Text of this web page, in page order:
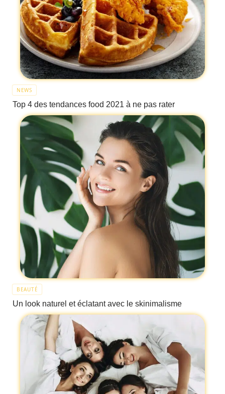
NEWS
Top 4 des tendances food 2021 à ne pas rater
BEAUTÉ
Un look naturel et éclatant avec le skinimalisme